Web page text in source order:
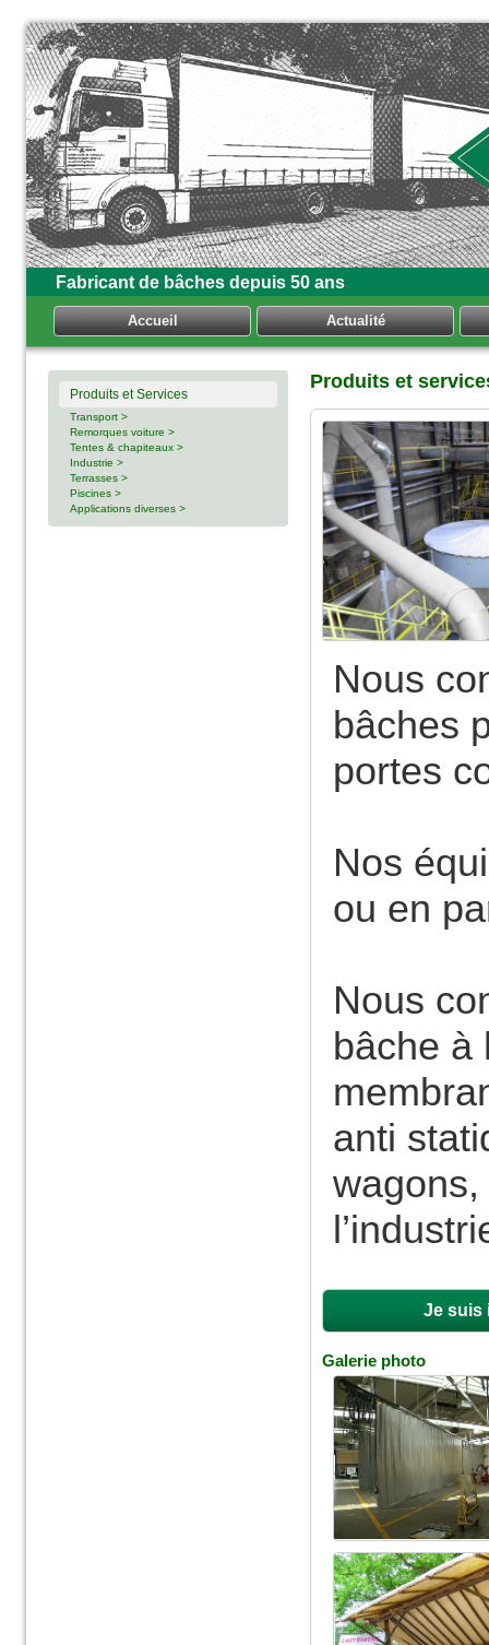
Fabricant de bâches depuis 50 ans
Accueil Actualité
Produits et Services
Transport >
Remorques voiture >
Tentes & chapiteaux >
Industrie >
Terrasses >
Piscines >
Applications diverses >
Produits et
Nous
bâches
portes
Nos
ou en
Nous
bâche à
anti
Je suis
Galerie photo